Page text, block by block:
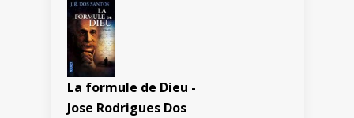
La formule de Dieu -
Jose Rodrigues Dos